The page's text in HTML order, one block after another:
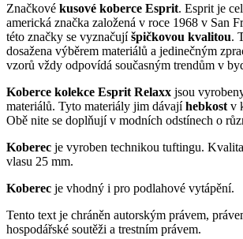
Značkové kusové koberce Esprit. Esprit je
americká značka založená v roce 1968 v San
této značky se vyznačujíšpičkovou kvalitou.
dosažena výběrem materiálů a jedinečným
vzorů vždy odpovídá současným trendům v
Koberce kolekce Esprit Relaxx jsou
materiálů. Tyto materiály jim dávajíhebkost v
Obě nite se doplňují v modních odstínech o
Koberec je vyroben technikou tuftingu.
vlasu 25 mm.
Koberec je vhodný i pro podlahové vytápění.
Tento text je chráněn autorským právem,
hospodářské soutěži a trestním právem.